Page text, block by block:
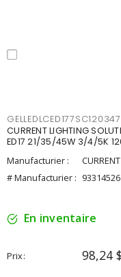
GELLEDLCED177SC120347
CURRENT LIGHTING
ED17 21/35/45W 3/4/5K
Manufacturier :
# Manufacturier : 93314526
En inventaire
Prix 98,24 $